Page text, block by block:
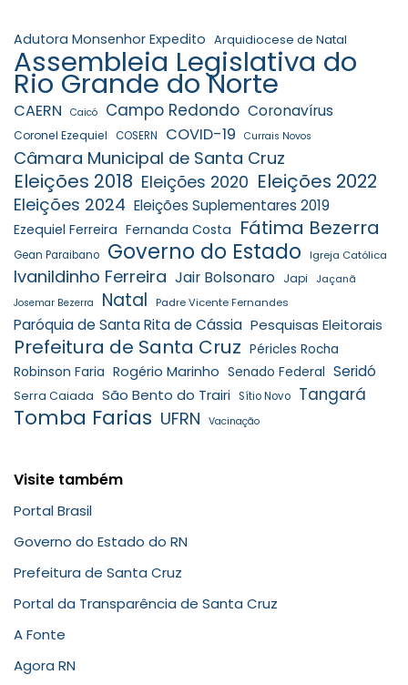
Adutora Monsenhor Expedito Arquidiocese de Natal
Assembleia Legislativa do
Rio Grande do Norte
CAERN Caicó Campo Redondo Coronavírus
Coronel Ezequiel COSERN COVID-19 Currais Novos
Câmara Municipal de Santa Cruz
Eleições 2018 Eleições 2020 Eleições 2022
Eleições 2024 Eleições Suplementares 2019
Ezequiel Ferreira Fernanda Costa Fátima Bezerra
Gean Paraibano Governo do Estado Igreja Católica
Ivanildinho Ferreira Jair Bolsonaro Japi Jaçanã
Josemar Bezerra Natal Padre Vicente Fernandes
Paróquia de Santa Rita de Cássia Pesquisas Eleitorais
Prefeitura de Santa Cruz Péricles Rocha
Robinson Faria Rogério Marinho Senado Federal Seridó
Serra Caiada São Bento do Trairi Sítio Novo Tangará
Tomba Farias UFRN Vacinação
Visite também
Portal Brasil
Governo do Estado do RN
Prefeitura de Santa Cruz
Portal da Transparência de Santa Cruz
A Fonte
Agora RN